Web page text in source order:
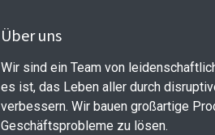
Über uns
Wir sind ein Team von
es ist, das Leben aller durch
verbessern. Wir bauen großartige
Geschäftsprobleme zu lösen.